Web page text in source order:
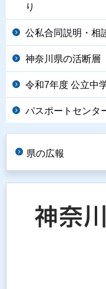
り
公私合同説明・相
神奈川県の活断層
令和7年度 公立中
パスポートセンタ
県の広報